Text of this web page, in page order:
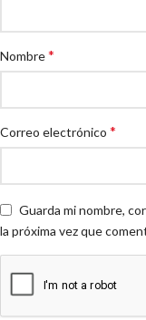
Nombre*
Correo electrónico *
Guarda mi nombre,
la próxima vez que